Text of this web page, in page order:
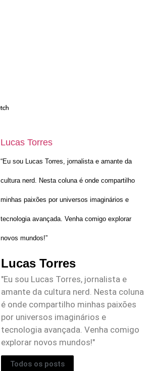
Lucas Torres
“Eu sou Lucas Torres, jornalista e amante da
cultura nerd. Nesta coluna é onde compartilho
minhas paixões por universos imaginários e
tecnologia avançada. Venha comigo explorar
novos mundos!”
Lucas Torres
"Eu sou Lucas Torres, jornalista e
amante da cultura nerd. Nesta coluna
é onde compartilho minhas paixões
por universos imaginários e
tecnologia avançada. Venha comigo
explorar novos mundos!"
Todos os posts